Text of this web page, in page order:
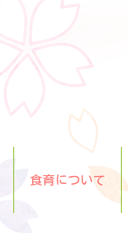
食育について